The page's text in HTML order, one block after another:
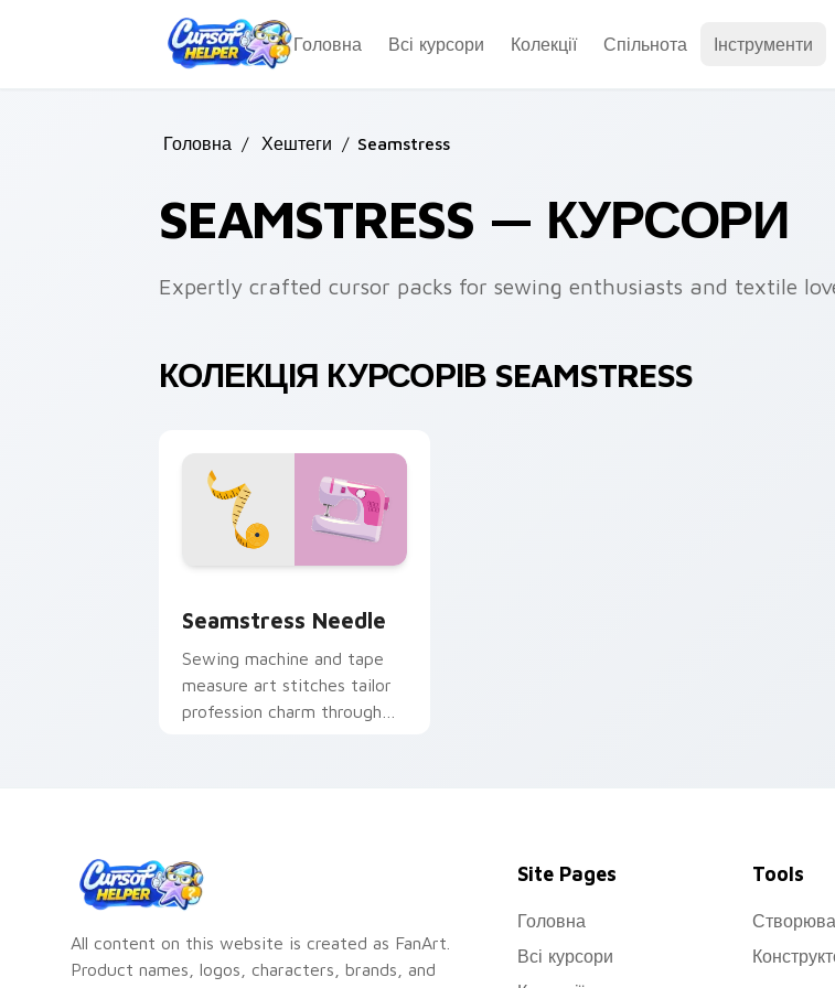
Головна
Всі курсори Колекції Спільнота Інструменти
Головна / Хештеги / Seamstress
SEAMSTRESS — КУРСОРИ
Expertly crafted cursor packs for sewing enthusiasts and textile
КОЛЕКЦІЯ КУРСОРІВ SEAMSTRESS
Seamstress Needle
Sewing machine and tape
measure art stitches tailor
profession charm through
All content on this website is created as FanArt.
Product names, logos, characters, brands, and
Site Pages
Головна
Всі курсори
Tools